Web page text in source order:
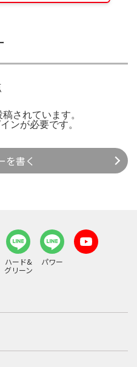
されています。
ンが必要です。
を書く
ハード&
グリーン
パワー